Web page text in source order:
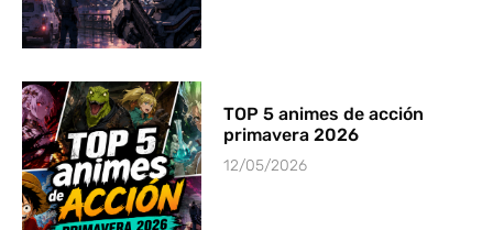
TOP 5 animes de acción
primavera 2026
12/05/2026